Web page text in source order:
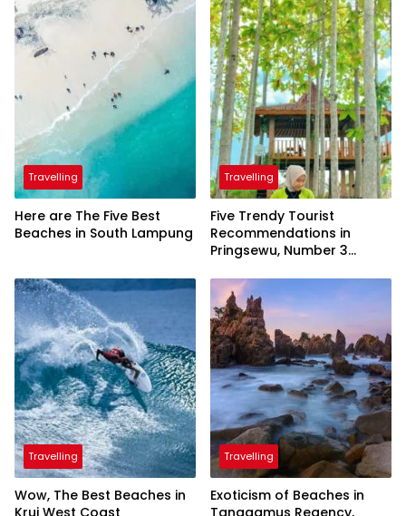
Travelling
Here are The Five Best
Beaches in South Lampung
Travelling
Five Trendy Tourist
Recommendations in
Pringsewu, Number 3
President
Travelling
Wow, The Best Beaches in
Travelling
Exoticism of Beaches in